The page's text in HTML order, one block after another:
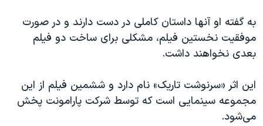
اسرائیل در جنگ
نرگس محمدی برنده جایزه نوبل صلح
صفحه‌های ویژه
سفر پرزیدنت ترامپ به چین
به گفته او آنها داستان کاملی در دست دارند و در صورت
موفقیت نخستین فیلم، مشکلی برای ساخت دو فیلم
بعدی نخواهند داشت.
این اثر «سرنوشت تاریک» نام دارد و ششمین فیلم از این
مجموعه سینمایی است که توسط شرکت پارامونت پخش
می‌شود.